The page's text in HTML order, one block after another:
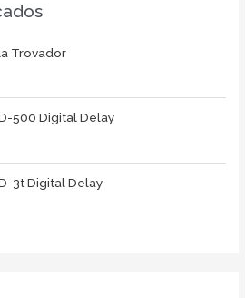
Trovador
500 Digital Delay
3t Digital Delay